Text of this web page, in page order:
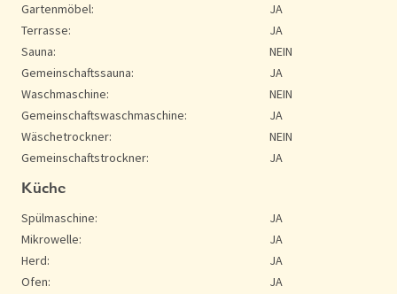
Gartenmöbel:
JA
Terrasse:
JA
Sauna:
NEIN
Gemeinschaftssauna:
JA
Waschmaschine:
NEIN
Gemeinschaftswaschmaschine:
JA
Wäschetrockner:
NEIN
Gemeinschaftstrockner:
JA
Küche
Spülmaschine:
JA
Mikrowelle:
JA
Herd:
JA
Ofen:
JA